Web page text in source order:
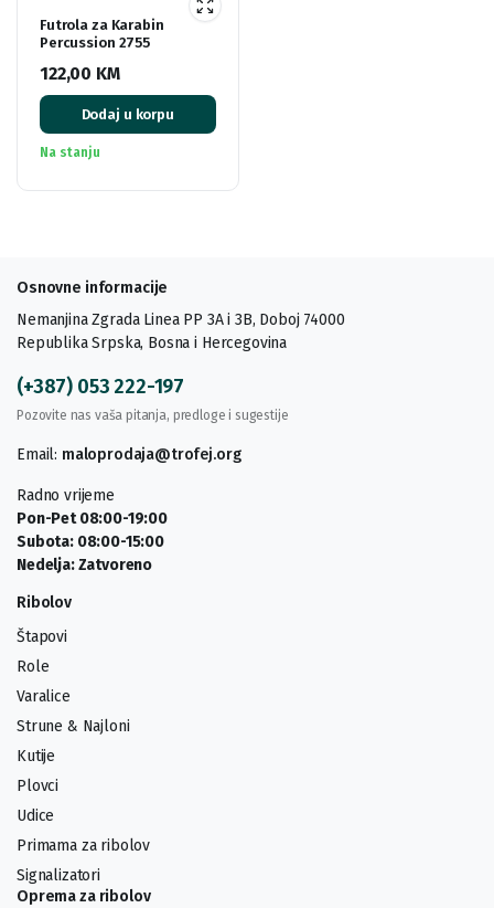
Futrola za Karabin
Percussion 2755
122,00 KM
Dodaj u korpu
Na stanju
Osnovne informacije
Nemanjina Zgrada Linea PP 3A i 3B, Doboj 74000
Republika Srpska, Bosna i Hercegovina
(+387) 053 222-197
Pozovite nas vaša pitanja, predloge i sugestije
Email: maloprodaja@trofej.org
Radno vrijeme
Pon-Pet 08:00-19:00
Subota: 08:00-15:00
Nedelja: Zatvoreno
Ribolov
Štapovi
Role
Varalice
Strune & Najloni
Kutije
Plovci
Udice
Primama za ribolov
Signalizatori
Oprema za ribolov